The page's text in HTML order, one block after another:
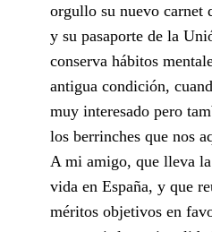
orgullo su nuevo carnet
y su pasaporte de la
conserva hábitos
antigua condición,
muy interesado pero
los berrinches que nos
A mi amigo, que lleva
vida en España, y que
méritos objetivos en